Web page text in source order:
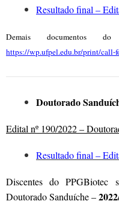
Resultado final –
Demais documentos
https://wp.ufpel.edu.br/print/call-
Doutorado
Edital nº 190/2022 –
Resultado final –
Discentes do PPGBiotec
Doutorado Sanduíche –